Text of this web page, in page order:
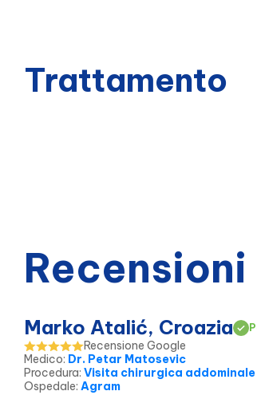
Trattamento
Marko Atalić, Croazia
Recensione Google
Medico: Dr. Petar Matosevic
Procedura: Visita chirurgica addominale
Ospedale: Agram